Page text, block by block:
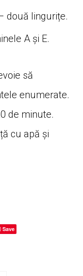
două lingurițe.
A și E.
să
enumerate.
de minute.
cu apă și
Save